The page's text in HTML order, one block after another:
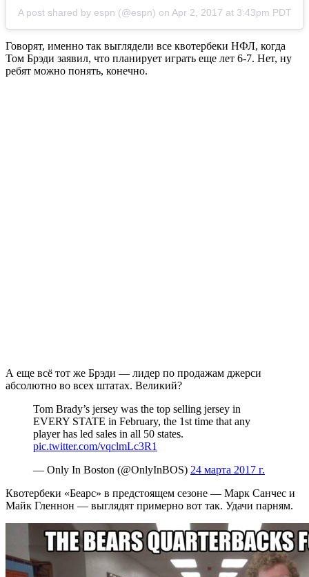
A post shared by espn (@espn) on Apr 2, 2017 at 3:43pm PDT
Говорят, именно так выглядели все квотербеки НФЛ, когда
Том Брэди заявил, что планирует играть еще лет 6-7. Нет, ну
ребят можно понять, конечно.
А еще всё тот же Брэди — лидер по продажам джерси
абсолютно во всех штатах. Великий?
Tom Brady’s jersey was the top selling jersey in
EVERY STATE in February, the 1st time that any
player has led sales in all 50 states.
pic.twitter.com/vqclmLc3R1
— Only In Boston (@OnlyInBOS) 24 марта 2017 г.
Квотербеки «Беарс» в предстоящем сезоне — Марк Санчес и
Майк Гленнон — выглядят примерно вот так. Удачи парням.